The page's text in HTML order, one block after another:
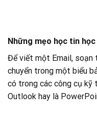
Những mẹo học tin
Để viết một Email, soạn
chuyển trong một biểu
có trong các công cụ kỹ
Outlook hay là